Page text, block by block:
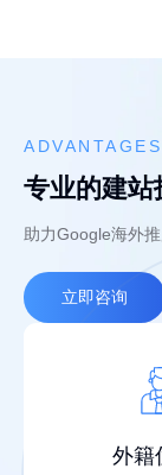
ADVANTAGES
专业的建站
助力Google海外
立即咨询
外籍